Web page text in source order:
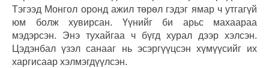
Тэгээд Монгол оронд ажил төрөл гэдэг ямар ч утгагүй
юм болж хувирсан. Үүнийг би арьс махаараа
мэдэрсэн. Энэ тухайгаа ч бүгд хурал дээр хэлсэн.
Цэдэнбал үзэл санааг нь эсэргүүцсэн хүмүүсийг их
харгисаар хэлмэгдүүлсэн.